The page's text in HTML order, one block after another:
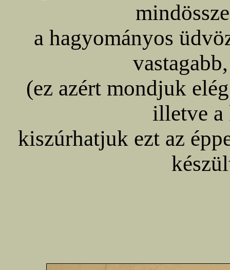
a hagyományos
(ez azért mondjuk
illetve a
kiszúrhatjuk ezt az